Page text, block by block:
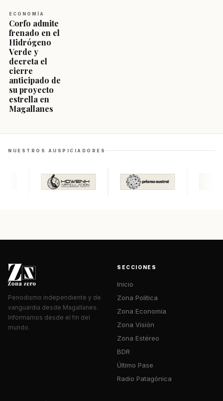
ECONOMÍA
Corfo admite
frenado en el
Hidrógeno
Verde y
decreta el
cierre
anticipado de
su proyecto
estrella en
Magallanes
NUESTROS AUSPICIADORES
Periodismo independiente y de
vanguardia desde Magallanes.
Informamos desde el fin del
mundo.
SECCIONES
Inicio
Zona Política
Zona Economía
Zona Visión
Zona Estéreo
BDR
Último Pase
Radio Patagónica